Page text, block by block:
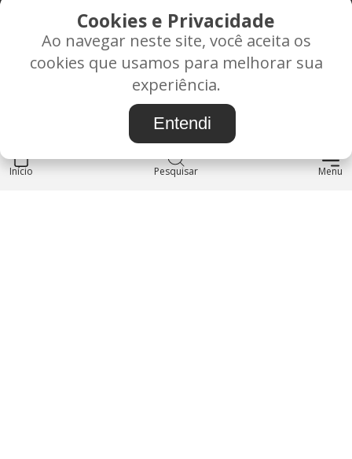
Início Pesquisar Menu
CONTATO
Rua Alice Frateano Figueiredo, 11-44 - Vila Triagem -
BAURU/SP - CEP: 17.030-038
CNPJ: 37.022.538/0001-07
INSTITUCIONAL
Cookies e Privacidade
Ao navegar neste site, você aceita os
cookies que usamos para melhorar sua
experiência.
Entendi